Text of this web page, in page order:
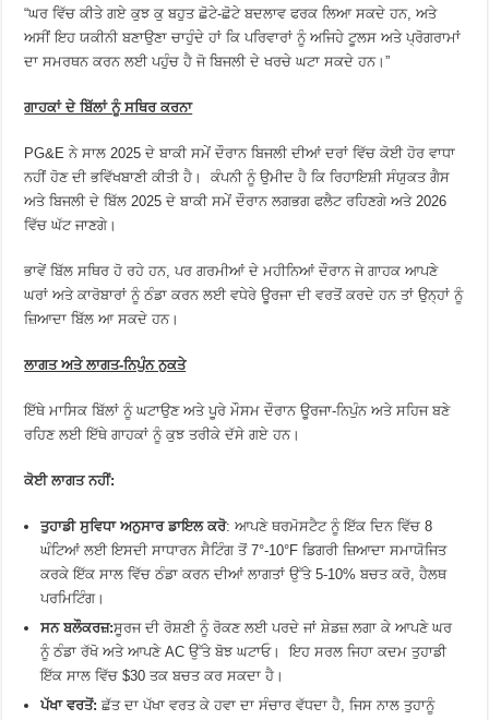
“ਘਰ ਵਿੱਚ ਕੀਤੇ ਗਏ ਕੁਝ ਕੁ ਬਹੁਤ ਛੋਟੇ-ਛੋਟੇ ਬਦਲਾਵ ਫਰਕ ਲਿਆ ਸਕਦੇ ਹਨ, ਅਤੇ
ਅਸੀਂ ਇਹ ਯਕੀਨੀ ਬਣਾਉਣਾ ਚਾਹੁੰਦੇ ਹਾਂ ਕਿ ਪਰਿਵਾਰਾਂ ਨੂੰ ਅਜਿਹੇ ਟੂਲਸ ਅਤੇ ਪ੍ਰੋਗਰਾਮਾਂ
ਦਾ ਸਮਰਥਨ ਕਰਨ ਲਈ ਪਹੁੰਚ ਹੈ ਜੋ ਬਿਜਲੀ ਦੇ ਖਰਚੇ ਘਟਾ ਸਕਦੇ ਹਨ।”
ਗਾਹਕਾਂ ਦੇ ਬਿੱਲਾਂ ਨੂੰ ਸਥਿਰ ਕਰਨਾ
PG&E ਨੇ ਸਾਲ 2025 ਦੇ ਬਾਕੀ ਸਮੇਂ ਦੌਰਾਨ ਬਿਜਲੀ ਦੀਆਂ ਦਰਾਂ ਵਿੱਚ ਕੋਈ ਹੋਰ ਵਾਧਾ
ਨਹੀਂ ਹੋਣ ਦੀ ਭਵਿੱਖਬਾਣੀ ਕੀਤੀ ਹੈ। ਕੰਪਨੀ ਨੂੰ ਉਮੀਦ ਹੈ ਕਿ ਰਿਹਾਇਸ਼ੀ ਸੰਯੁਕਤ ਗੈਸ
ਅਤੇ ਬਿਜਲੀ ਦੇ ਬਿੱਲ 2025 ਦੇ ਬਾਕੀ ਸਮੇਂ ਦੌਰਾਨ ਲਗਭਗ ਫਲੈਟ ਰਹਿਣਗੇ ਅਤੇ 2026
ਵਿੱਚ ਘੱਟ ਜਾਣਗੇ।
ਭਾਵੇਂ ਬਿੱਲ ਸਥਿਰ ਹੋ ਰਹੇ ਹਨ, ਪਰ ਗਰਮੀਆਂ ਦੇ ਮਹੀਨਿਆਂ ਦੌਰਾਨ ਜੇ ਗਾਹਕ ਆਪਣੇ
ਘਰਾਂ ਅਤੇ ਕਾਰੋਬਾਰਾਂ ਨੂੰ ਠੰਡਾ ਕਰਨ ਲਈ ਵਧੇਰੇ ਊਰਜਾ ਦੀ ਵਰਤੋਂ ਕਰਦੇ ਹਨ ਤਾਂ ਉਨ੍ਹਾਂ ਨੂੰ
ਜ਼ਿਆਦਾ ਬਿੱਲ ਆ ਸਕਦੇ ਹਨ।
ਲਾਗਤ ਅਤੇ ਲਾਗਤ-ਨਿਪੁੰਨ ਨੁਕਤੇ
ਇੱਥੇ ਮਾਸਿਕ ਬਿੱਲਾਂ ਨੂੰ ਘਟਾਉਣ ਅਤੇ ਪੂਰੇ ਮੌਸਮ ਦੌਰਾਨ ਊਰਜਾ-ਨਿਪੁੰਨ ਅਤੇ ਸਹਿਜ ਬਣੇ
ਰਹਿਣ ਲਈ ਇੱਥੇ ਗਾਹਕਾਂ ਨੂੰ ਕੁਝ ਤਰੀਕੇ ਦੱਸੇ ਗਏ ਹਨ।
ਕੋਈ ਲਾਗਤ ਨਹੀਂ:
ਤੁਹਾਡੀ ਸੁਵਿਧਾ ਅਨੁਸਾਰ ਡਾਇਲ ਕਰੋ: ਆਪਣੇ ਥਰਮੋਸਟੈਟ ਨੂੰ ਇੱਕ ਦਿਨ ਵਿੱਚ 8
ਘੰਟਿਆਂ ਲਈ ਇਸਦੀ ਸਾਧਾਰਨ ਸੈਟਿੰਗ ਤੋਂ 7°-10°F ਡਿਗਰੀ ਜ਼ਿਆਦਾ ਸਮਾਯੋਜਿਤ
ਕਰਕੇ ਇੱਕ ਸਾਲ ਵਿੱਚ ਠੰਡਾ ਕਰਨ ਦੀਆਂ ਲਾਗਤਾਂ ਉੱਤੇ 5-10% ਬਚਤ ਕਰੋ, ਹੈਲਥ
ਪਰਮਿਟਿੰਗ।
ਸਨ ਬਲੌਕਰਜ਼:ਸੂਰਜ ਦੀ ਰੋਸ਼ਣੀ ਨੂੰ ਰੋਕਣ ਲਈ ਪਰਦੇ ਜਾਂ ਸ਼ੇਡਜ਼ ਲਗਾ ਕੇ ਆਪਣੇ ਘਰ
ਨੂੰ ਠੰਡਾ ਰੱਖੋ ਅਤੇ ਆਪਣੇ AC ਉੱਤੇ ਬੋਝ ਘਟਾਓ। ਇਹ ਸਰਲ ਜਿਹਾ ਕਦਮ ਤੁਹਾਡੀ
ਇੱਕ ਸਾਲ ਵਿੱਚ $30 ਤਕ ਬਚਤ ਕਰ ਸਕਦਾ ਹੈ।
ਪੱਖਾ ਵਰਤੋਂ: ਛੱਤ ਦਾ ਪੱਖਾ ਵਰਤ ਕੇ ਹਵਾ ਦਾ ਸੰਚਾਰ ਵੱਧਦਾ ਹੈ, ਜਿਸ ਨਾਲ ਤੁਹਾਨੂੰ